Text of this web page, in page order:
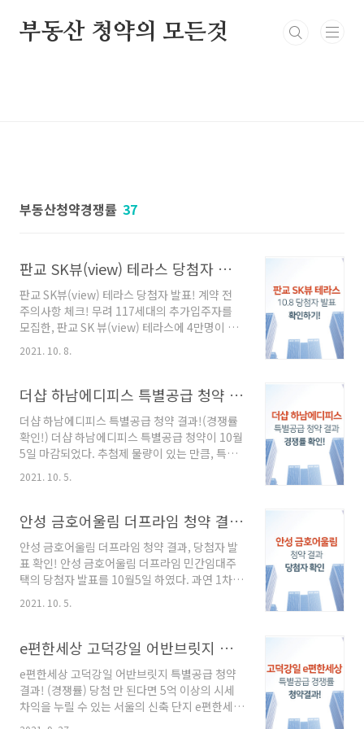
부동산 청약의 모든것
부동산청약경쟁률 37
판교 SK뷰(view) 테라스 당첨자 발표! 계약 전 주의사항 체크!
판교 SK뷰(view) 테라스 당첨자 발표! 계약 전
주의사항 체크! 무려 117세대의 추가입주자를
모집한, 판교 SK 뷰(view) 테라스에 4만명이 지
원하며 흥행에 대성공 하였다. 10월 8일에 당첨
자 발표를 하며, 홈페이지에서 확인이 가능하다.
쟁률, 주의사항을 알아보자. 판교 SK뷰(view) 테
자 확인은 모델하우스에서 가능하다. 당신의 당
첨을 기원한다. → 판교 SK뷰 바로가기! (당첨자
확인) 판교 SK뷰(view) 테라스 무순위 청약 경쟁
률 청약건수 약 4만명 당첨확률 0.003 예비 117
2021. 10. 8.
더샵 하남에디피스 특별공급 청약 결과!(경쟁률 확인!)
더샵 하남에디피스 특별공급 청약 결과!(경쟁률
확인!) 더샵 하남에디피스 특별공급 청약이 10월
5일 마감되었다. 추첨제 물량이 있는 만큼, 특별
공급 경쟁률을 꼭 확인한 후 일반공급 청약을 신
청하자. 그럼 더샵 하남에디피스 특별공급 경쟁
약 단지 더샵 하남에디피스 특별공급 39~50m2
을 확인하자. 39m2 2세대 모집 12명이 지원하
였으며, 50m2 3세대 모집에 106명이 지원을 하
였다. 당첨을 위해서 작은 평형에 청약을 한 듯 하
지만, 상당한 경쟁률을 기록하였다. 39m2 해당
급 59m2 경쟁률 59m2..
2021. 10. 5.
안성 금호어울림 더프라임 청약 결과, 당첨자 발표 확인!
안성 금호어울림 더프라임 청약 결과, 당첨자 발
표 확인! 안성 금호어울림 더프라임 민간임대주
택의 당첨자 발표를 10월5일 하였다. 과연 1차
컷오프를 통과 한 분들은 누구일까요? 그럼 당첨
자 발표 확인, 확정분양가, 2차 추첨 일정을 확인
어울림 더프라임 청약 결과 당첨자 발표 10월5일
14시 정당계약 10월 8일 - 12일 확정형 / 임대형
추첨 10월 16일 2차 추첨 확정형 70% 임대형
30% 임대형 당첨 시 계약 취소 (계약금 환불) 10
월 5일 14시 유튜브 생방송을 통해서 당첨자를
2021. 10. 5.
e편한세상 고덕강일 어반브릿지 특별공급 청약 결과! (경쟁률)
e편한세상 고덕강일 어반브릿지 특별공급 청약
결과! (경쟁률) 당첨 만 된다면 5억 이상의 시세
차익을 누릴 수 있는 서울의 신축 단지 e편한세상